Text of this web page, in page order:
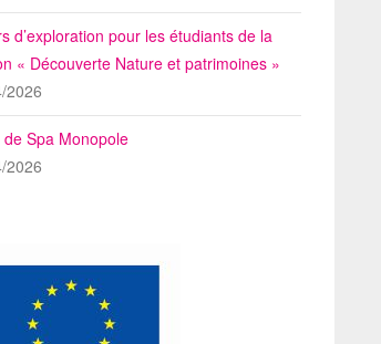
d’exploration pour les étudiants de la
« Découverte Nature et patrimoines »
2026
de Spa Monopole
2026